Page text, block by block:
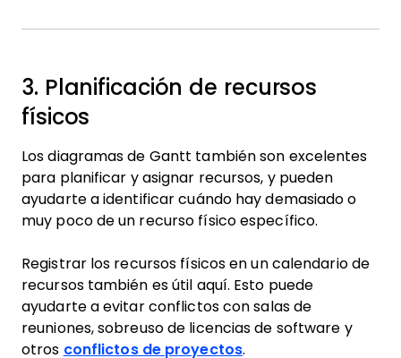
3. Planificación de recursos
físicos
Los diagramas de Gantt también son excelentes
para planificar y asignar recursos, y pueden
ayudarte a identificar cuándo hay demasiado o
muy poco de un recurso físico específico.
Registrar los recursos físicos en un calendario de
recursos también es útil aquí. Esto puede
ayudarte a evitar conflictos con salas de
reuniones, sobreuso de licencias de software y
otros conflictos de proyectos.